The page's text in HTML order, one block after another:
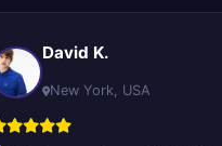
David K.
New York, USA